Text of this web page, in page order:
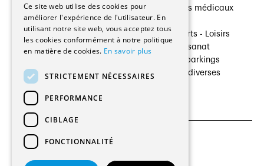
Entreprises générales
Ingénieurs et mandataires
Fabricants / Fournisseurs
Régies immobilières
Gestion PPE
Établissements médicaux
Villas
Cultures - Sports - Loisirs
Industrie - Artisanat
Transports et parkings
Constructions diverses
CGU et Politique de confidentialités
Ce site web utilise des cookies pour
améliorer l'expérience de l'utilisateur. En
utilisant notre site web, vous acceptez tous
les cookies conformément à notre politique
en matière de cookies. En savoir plus
STRICTEMENT NÉCESSAIRES
PERFORMANCE
CIBLAGE
FONCTIONNALITÉ